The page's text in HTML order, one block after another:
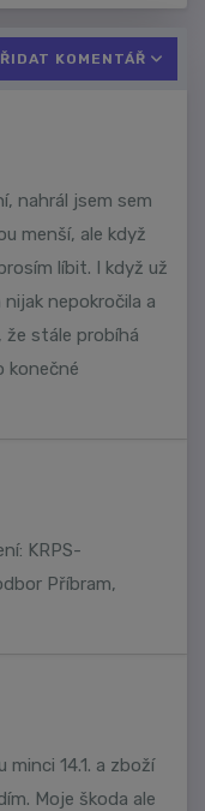
KOMENTÁŘ
nahrál jsem sem
menší, ale když
líbit. I když už
nepokročila a
že stále probíhá
konečné
KRPS-
Příbram,
14.1. a zboží
Moje škoda ale